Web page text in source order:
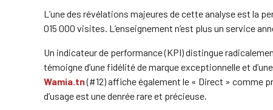
L’une des révélations majeures de cette analyse est la
015 000 visites. L’enseignement n’est plus un service
Un indicateur de performance (KPI) distingue
témoigne d’une fidélité de marque exceptionnelle et
Wamia.tn(#12) affiche également le « Direct » comme
d’usage est une denrée rare et précieuse.